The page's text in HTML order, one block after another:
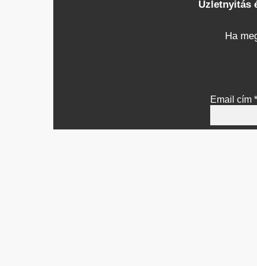
Üzletnyitás
Ha
Email cím*